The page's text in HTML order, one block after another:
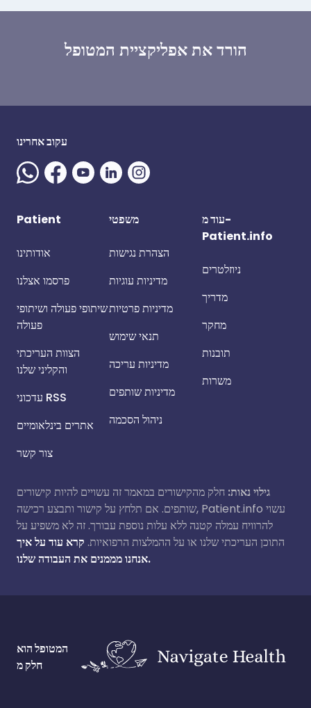
הורד את אפליקציית המטופל
עקוב אחרינו
Patient
אודותינו
פרסמו אצלנו
שיתופי פעולה ושיתופי
פעולה
הצוות העריכתי
והקליני שלנו
עדכוני RSS
אתרים בינלאומיים
צור קשר
משפטי
הצהרת נגישות
מדיניות עוגיות
מדיניות פרטיות
תנאי שימוש
מדיניות עריכה
מדיניות שותפים
ניהול הסכמה
עוד מ-
Patient.info
ניוזלטרים
מדריך
מחקר
תובנות
משרות
גילוי נאות: חלק מהקישורים במאמר זה עשויים להיות קישורים
שותפים. אם תלחץ על קישור ותבצע רכישה, Patient.info עשוי
להרוויח עמלה קטנה ללא עלות נוספת עבורך. זה לא משפיע על
התוכן העריכתי שלנו או על ההמלצות הרפואיות. קרא עוד על איך
אנחנו מממנים את העבודה שלנו.
המטופל הוא
חלק מ